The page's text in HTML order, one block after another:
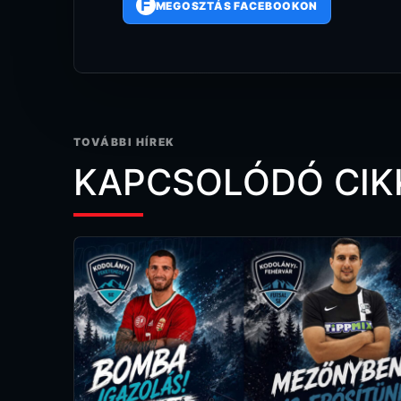
F MEGOSZTÁS FACEBOOKON
TOVÁBBI HÍREK
KAPCSOLÓDÓ